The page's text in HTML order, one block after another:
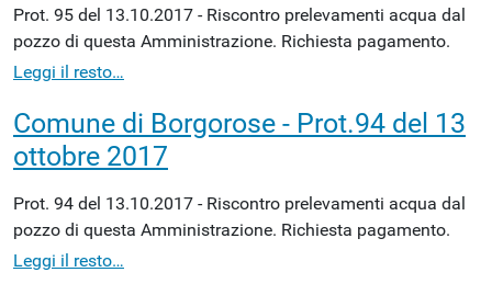
Prot. 95 del 13.10.2017 - Riscontro prelevamenti acqua dal
pozzo di questa Amministrazione. Richiesta pagamento.
Leggi il resto…
Comune di Borgorose - Prot.94 del 13
ottobre 2017
Prot. 94 del 13.10.2017 - Riscontro prelevamenti acqua dal
pozzo di questa Amministrazione. Richiesta pagamento.
Leggi il resto…